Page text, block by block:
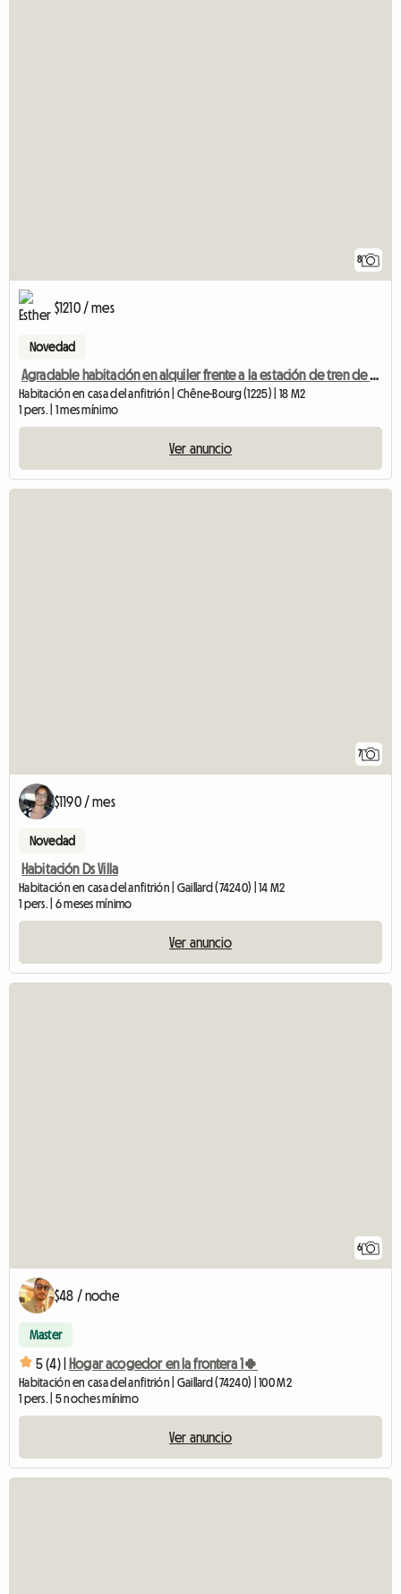
8
$1210 / mes
Novedad
Agradable habitación en alquiler frente a la estación de tren de Chêne Bourg.
Habitación en casa del anfitrión | Chêne-Bourg (1225) | 18 M2
1 pers. | 1 mes mínimo
Ver anuncio
7
$1190 / mes
Novedad
Habitación Ds Villa
Habitación en casa del anfitrión | Gaillard (74240) | 14 M2
1 pers. | 6 meses mínimo
Ver anuncio
6
$48 / noche
Master
5 (4) | Hogar acogedor en la frontera 1🍀
Habitación en casa del anfitrión | Gaillard (74240) | 100 M2
1 pers. | 5 noches mínimo
Ver anuncio